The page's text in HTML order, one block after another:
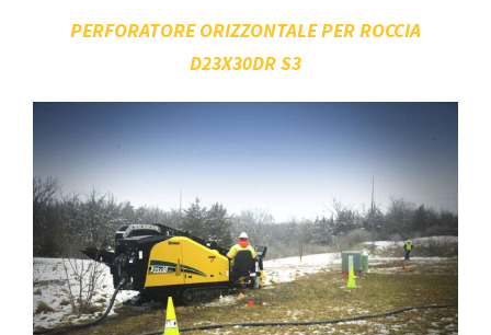
PERFORATORE ORIZZONTALE PER ROCCIA
D23X30DR S3